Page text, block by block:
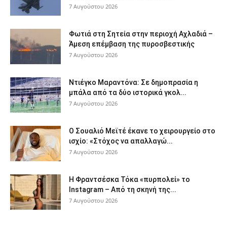
7 Αυγούστου 2026
Φωτιά στη Σητεία στην περιοχή Αχλαδιά –
Άμεση επέμβαση της πυροσβεστικής
7 Αυγούστου 2026
Ντιέγκο Μαραντόνα: Σε δημοπρασία η
μπάλα από τα δύο ιστορικά γκολ...
7 Αυγούστου 2026
Ο Σουαλιό Μεϊτέ έκανε το χειρουργείο στο
ισχίο: «Στόχος να απαλλαγώ...
7 Αυγούστου 2026
Η Φραντσέσκα Τόκα «πυρπολεί» το
Instagram – Από τη σκηνή της...
7 Αυγούστου 2026